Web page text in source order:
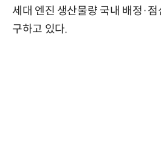
세대 엔진 생산물량 국내 배정·
구하고 있다.